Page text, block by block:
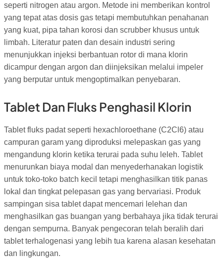
seperti nitrogen atau argon. Metode ini memberikan kontrol
yang tepat atas dosis gas tetapi membutuhkan penahanan
yang kuat, pipa tahan korosi dan scrubber khusus untuk
limbah. Literatur paten dan desain industri sering
menunjukkan injeksi berbantuan rotor di mana klorin
dicampur dengan argon dan diinjeksikan melalui impeler
yang berputar untuk mengoptimalkan penyebaran.
Tablet Dan Fluks Penghasil Klorin
Tablet fluks padat seperti hexachloroethane (C2Cl6) atau
campuran garam yang diproduksi melepaskan gas yang
mengandung klorin ketika terurai pada suhu leleh. Tablet
menurunkan biaya modal dan menyederhanakan logistik
untuk toko-toko batch kecil tetapi menghasilkan titik panas
lokal dan tingkat pelepasan gas yang bervariasi. Produk
sampingan sisa tablet dapat mencemari lelehan dan
menghasilkan gas buangan yang berbahaya jika tidak terurai
dengan sempurna. Banyak pengecoran telah beralih dari
tablet terhalogenasi yang lebih tua karena alasan kesehatan
dan lingkungan.